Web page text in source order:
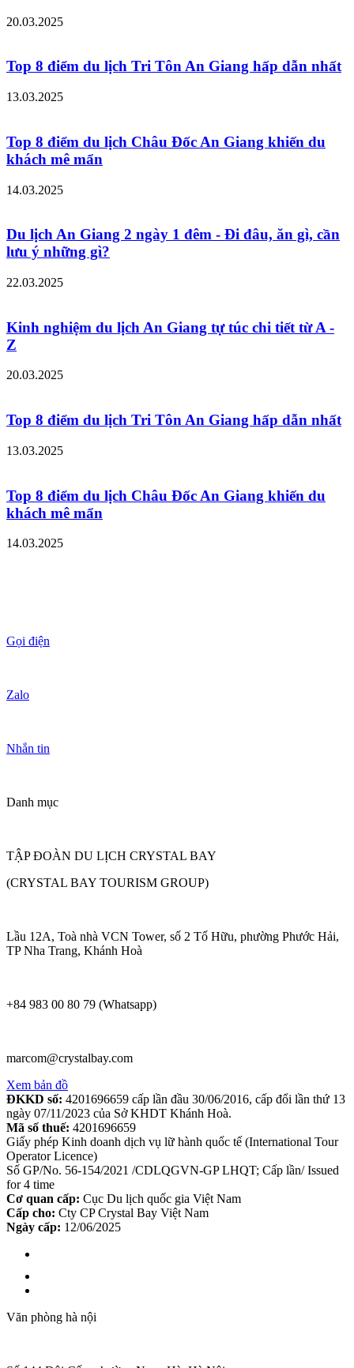
20.03.2025
Top 8 điểm du lịch Tri Tôn An Giang hấp dẫn nhất
13.03.2025
Top 8 điểm du lịch Châu Đốc An Giang khiến du
khách mê mẩn
14.03.2025
Du lịch An Giang 2 ngày 1 đêm - Đi đâu, ăn gì, cần
lưu ý những gì?
22.03.2025
Kinh nghiệm du lịch An Giang tự túc chi tiết từ A -
Z
20.03.2025
Top 8 điểm du lịch Tri Tôn An Giang hấp dẫn nhất
13.03.2025
Top 8 điểm du lịch Châu Đốc An Giang khiến du
khách mê mẩn
14.03.2025
Gọi điện
Zalo
Nhắn tin
Danh mục
TẬP ĐOÀN DU LỊCH CRYSTAL BAY
(CRYSTAL BAY TOURISM GROUP)
Lầu 12A, Toà nhà VCN Tower, số 2 Tố Hữu, phường Phước Hải,
TP Nha Trang, Khánh Hoà
+84 983 00 80 79 (Whatsapp)
marcom@crystalbay.com
Xem bản đồ
ĐKKD số: 4201696659 cấp lần đầu 30/06/2016, cấp đổi lần thứ 13
ngày 07/11/2023 của Sở KHDT Khánh Hoà.
Mã số thuế: 4201696659
Giấy phép Kinh doanh dịch vụ lữ hành quốc tế (International Tour
Operator Licence)
Số GP/No. 56-154/2021 /CDLQGVN-GP LHQT; Cấp lần/ Issued
for 4 time
Cơ quan cấp: Cục Du lịch quốc gia Việt Nam
Cấp cho: Cty CP Crystal Bay Việt Nam
Ngày cấp: 12/06/2025
Văn phòng hà nội